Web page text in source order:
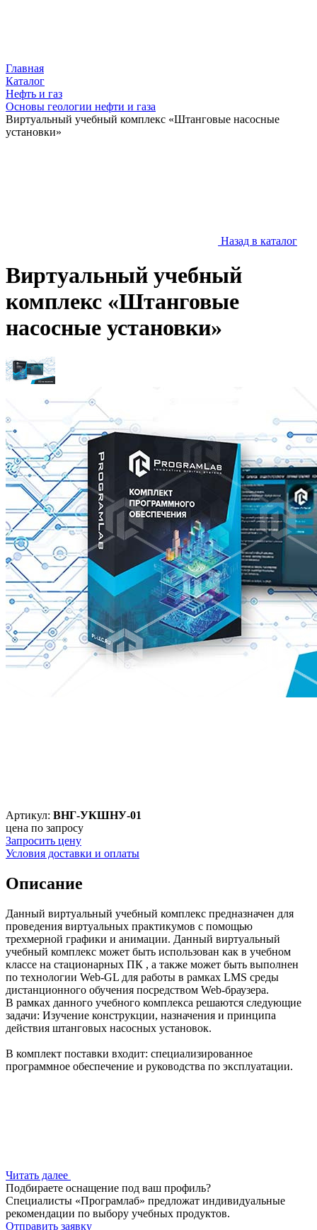
Главная
Каталог
Нефть и газ
Основы геологии нефти и газа
Виртуальный учебный комплекс «Штанговые насосные
установки»
Назад в каталог
Виртуальный учебный
комплекс «Штанговые
насосные установки»
Артикул: ВНГ-УКШНУ-01
цена по запросу
Запросить цену
Условия доставки и оплаты
Описание
Данный виртуальный учебный комплекс предназначен для
проведения виртуальных практикумов с помощью
трехмерной графики и анимации. Данный виртуальный
учебный комплекс может быть использован как в учебном
классе на стационарных ПК , а также может быть выполнен
по технологии Web-GL для работы в рамках LMS среды
дистанционного обучения посредством Web-браузера.
В рамках данного учебного комплекса решаются следующие
задачи: Изучение конструкции, назначения и принципа
действия штанговых насосных установок.
В комплект поставки входит: специализированное
программное обеспечение и руководства по эксплуатации.
Читать далее
Подбираете оснащение под ваш профиль?
Специалисты «Програмлаб» предложат индивидуальные
рекомендации по выбору учебных продуктов.
Отправить заявку